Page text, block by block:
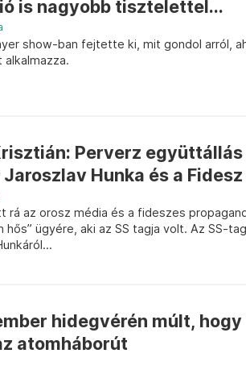
is nagyobb tisztelettel...
show-ban fejtette ki, mit gondol arról,
Perverz
Jaroszlav Hunka és a
rá az orosz média és a fideszes
hős” ügyére, aki az SS tagja volt. Az SS-
hidegvérén múlt,
atomháborút